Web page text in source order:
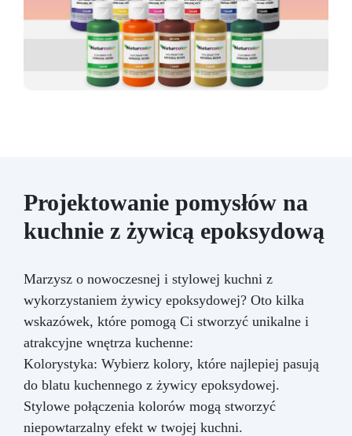
Projektowanie pomysłów na
kuchnie z żywicą epoksydową
Marzysz o nowoczesnej i stylowej kuchni z
wykorzystaniem żywicy epoksydowej? Oto kilka
wskazówek, które pomogą Ci stworzyć unikalne i
atrakcyjne wnętrza kuchenne:
Kolorystyka: Wybierz kolory, które najlepiej pasują
do blatu kuchennego z żywicy epoksydowej.
Stylowe połączenia kolorów mogą stworzyć
niepowtarzalny efekt w twojej kuchni.